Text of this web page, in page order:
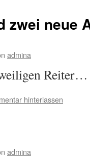
zwei neue
admina
Reiter…
hinterlassen
admina